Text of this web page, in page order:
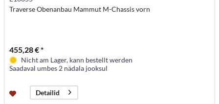
Traverse Obenanbau Mammut M-Chassis vorn
455,28 € *
Nicht am Lager, kann bestellt werden
Saadaval umbes 2 nädala jooksul
Detailid